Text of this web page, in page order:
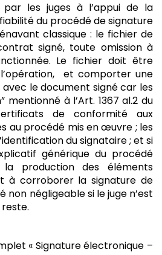
les juges à l’appui de la
du procédé de signature
classique : le fichier de
signé, toute omission à
Le fichier doit être
et comporter une
le document signé car les
mentionné à l’Art. 1367 al.2 du
de conformité aux
au procédé mis en œuvre ; les
du signataire ; et si
générique du procédé
production des éléments
à corroborer la signature de
non négligeable si le juge n’est
« Signature électronique –